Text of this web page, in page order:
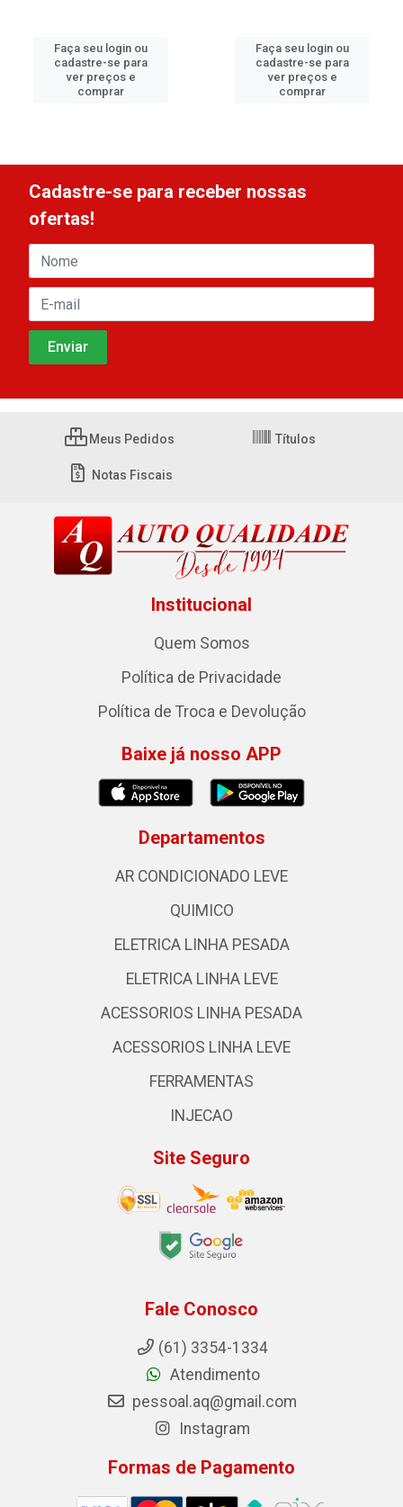
Faça seu login ou
cadastre-se para
ver preços e
comprar
Faça seu login ou
cadastre-se para
ver preços e
comprar
Cadastre-se para receber nossas
ofertas!
Meus Pedidos Títulos
Notas Fiscais
Institucional
Quem Somos
Política de Privacidade
Política de Troca e Devolução
Baixe já nosso APP
Departamentos
AR CONDICIONADO LEVE
QUIMICO
ELETRICA LINHA PESADA
ELETRICA LINHA LEVE
ACESSORIOS LINHA PESADA
ACESSORIOS LINHA LEVE
FERRAMENTAS
INJECAO
Site Seguro
Fale Conosco
(61) 3354-1334
Atendimento
pessoal.aq@gmail.com
Instagram
Formas de Pagamento